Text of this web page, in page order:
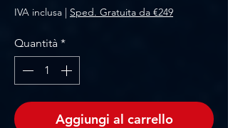
IVA inclusa | Sped. Gratuita da €249
Quantità *
Aggiungi al carrello